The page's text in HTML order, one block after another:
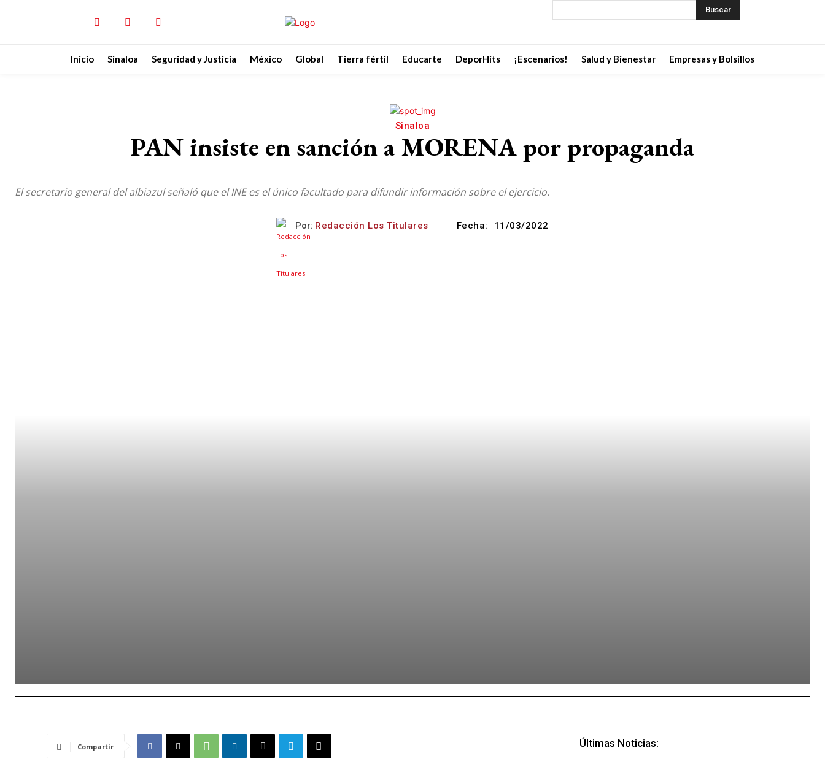
Buscar
Inicio Sinaloa Seguridad y Justicia México Global Tierra fértil Educarte DeporHits ¡Escenarios! Salud y Bienestar Empresas y Bolsillos
Sinaloa
PAN insiste en sanción a MORENA por propaganda
El secretario general del albiazul señaló que el INE es el único facultado para difundir información sobre el ejercicio.
Por: Redacción Los Titulares Fecha: 11/03/2022
Compartir Últimas Noticias: